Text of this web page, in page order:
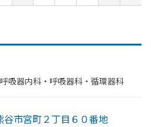
吸器内科・​呼吸器科・​循環器科
谷市宮町２丁目６０番地